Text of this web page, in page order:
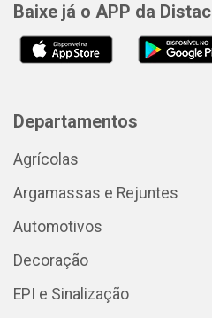
Baixe já o APP da Distac
Departamentos
Agrícolas
Argamassas e Rejuntes
Automotivos
Decoração
EPI e Sinalização